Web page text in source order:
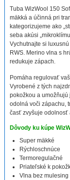
Tuba WizWool 150
mäkká a účinná pri
kategorizujeme ako
seba akúsi
Vychutnajte si
RWS. Merino vlna s
redukuje zápach.
Pomáha regulovať
Vyrobené z tých
pokožkou a umožňujú
odolná voči zápachu,
časť zvyšuje odolnosť
Dôvody ku kúpe
Super mäkké
Rýchloschnúce
Termoregulačné
Priateľské k
Vlna bez mulesing